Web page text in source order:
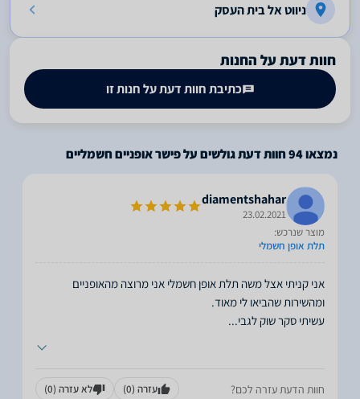
ניווט אל בית העסק
חוות דעת על החנות
כתיבת חוות דעת על חנות זו
נמצאו94חוות דעת גולשים על פישר אופניים חשמליים
diamentshahar
23.02.2021
מוצר שנרכש:
תלת אופן חשמלי
אני קניתי אצל משה תלת אופן חשמלי אני מרוצה מהאופניים
עשיתי סקר שוק לגבי...
חוות הדעת עזרה לכם? עזרה (0) לא עזרה (0)